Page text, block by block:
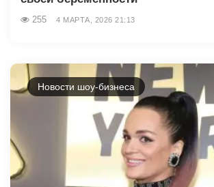
255 4 МАРТА, 2026 21:13
Новости шоу-бизнеса